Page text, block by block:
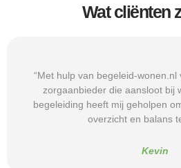
Wat cliënten
“Met hulp van begeleid-
zorgaanbieder die aansloot bij
begeleiding heeft mij geholpen
overzicht en balans
Kevin